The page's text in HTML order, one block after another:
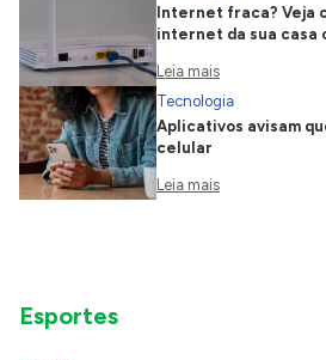
Internet fraca? Veja
internet da sua casa
Leia mais
Tecnologia
Aplicativos avisam
celular
Leia mais
Esportes